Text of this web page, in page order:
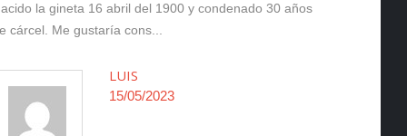
la gineta 16 abril del 1900 y condenado 30 años
cárcel. Me gustaría cons...
LUIS
15/05/2023